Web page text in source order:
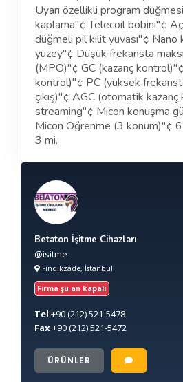
Uyarı özellikli program
kaplama"¢ Telecoil bobini"¢
düğmeli pil kilit yuvası"¢ Nano
yüzey"¢ Düşük frekansta
(MPO)"¢ GC (kazanç kontrol)"¢
kontrol)"¢ PC (yüksek
çıkış)"¢ AGC (otomatik
streaming"¢ Micon konuşma
Micon Öğrenme (3 konum)"¢
3 mi.
Betaton İşitme Cihazları
@isitme
Fındıkzade, İstanbul
Firma şu an kapalı
Tel +90(212) 521-5478
Fax+90(212) 521-5472
ÜRÜNLER